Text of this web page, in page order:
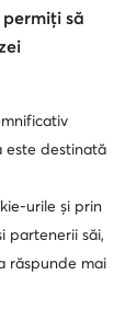
să
este destinată
urile și prin
partenerii săi,
răspunde mai